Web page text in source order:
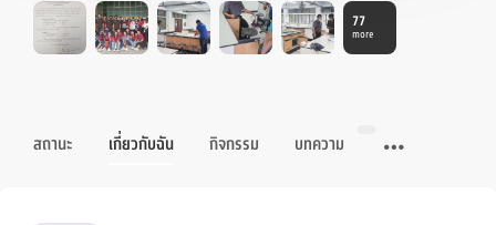
77
more
สถานะ เกี่ยวกับฉัน กิจกรรม บทความ